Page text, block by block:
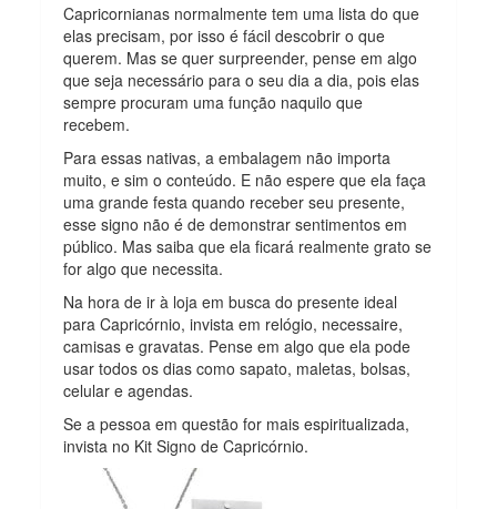
Capricornianas normalmente tem uma lista do que
elas precisam, por isso é fácil descobrir o que
querem. Mas se quer surpreender, pense em algo
que seja necessário para o seu dia a dia, pois elas
sempre procuram uma função naquilo que
recebem.
Para essas nativas, a embalagem não importa
muito, e sim o conteúdo. E não espere que ela faça
uma grande festa quando receber seu presente,
esse signo não é de demonstrar sentimentos em
público. Mas saiba que ela ficará realmente grato se
for algo que necessita.
Na hora de ir à loja em busca do presente ideal
para Capricórnio, invista em relógio, necessaire,
camisas e gravatas. Pense em algo que ela pode
usar todos os dias como sapato, maletas, bolsas,
celular e agendas.
Se a pessoa em questão for mais espiritualizada,
invista no Kit Signo de Capricórnio.